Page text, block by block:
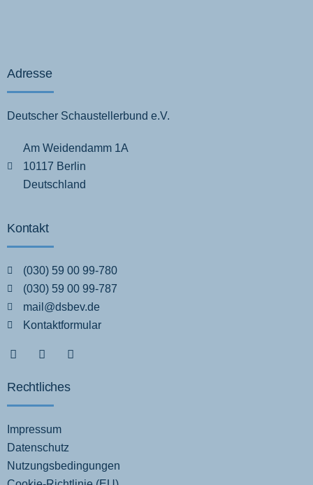
Adresse
Deutscher Schaustellerbund e.V.
Am Weidendamm 1A
10117 Berlin
Deutschland
Kontakt
(030) 59 00 99-780
(030) 59 00 99-787
mail@dsbev.de
Kontaktformular
Rechtliches
Impressum
Datenschutz
Nutzungsbedingungen